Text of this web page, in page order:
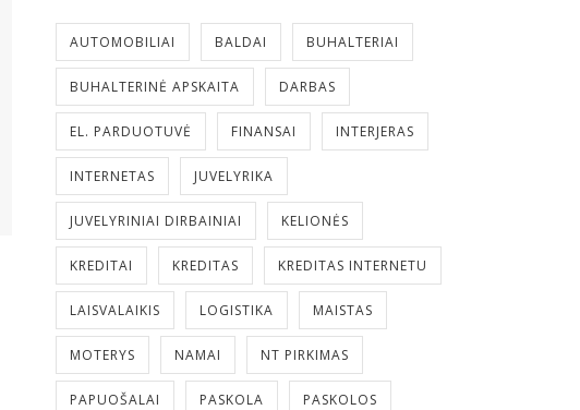
AUTOMOBILIAI BALDAI BUHALTERIAI
BUHALTERINĖ APSKAITA DARBAS
EL. PARDUOTUVĖ FINANSAI INTERJERAS
INTERNETAS JUVELYRIKA
JUVELYRINIAI DIRBAINIAI KELIONĖS
KREDITAI KREDITAS KREDITAS INTERNETU
LAISVALAIKIS LOGISTIKA MAISTAS
MOTERYS NAMAI NT PIRKIMAS
PAPUOŠALAI PASKOLA PASKOLOS